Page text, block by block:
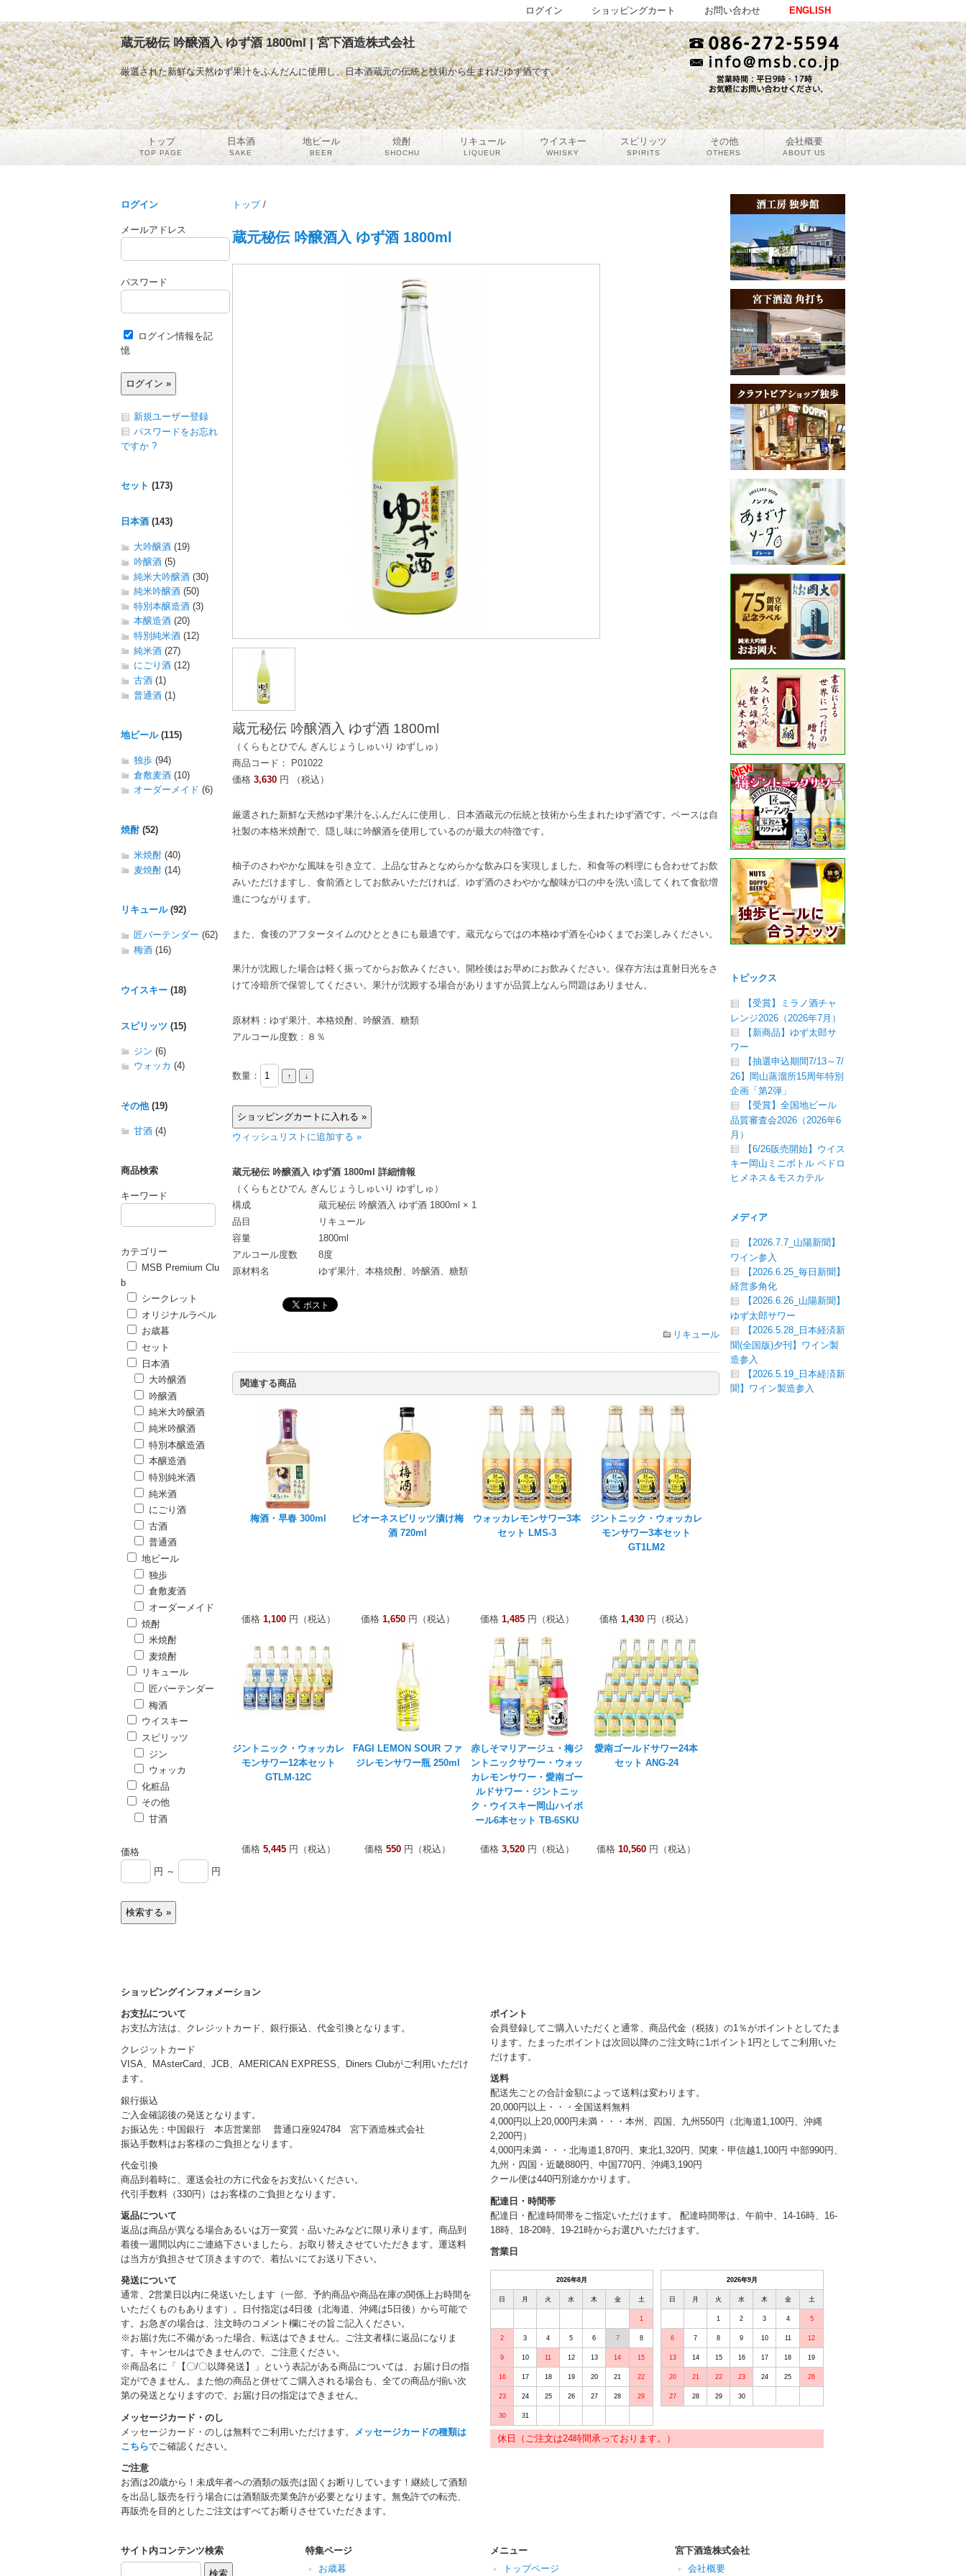
蔵元秘伝 吟醸酒入 ゆず酒 1800ml | 宮下酒造株式会社
厳選された新鮮な天然ゆず果汁をふんだんに使用し、日本酒蔵元の伝統と技術から生まれたゆず酒です。
トップ/
蔵元秘伝 吟醸酒入 ゆず酒 1800ml
蔵元秘伝 吟醸酒入 ゆず酒 1800ml
（くらもとひでん ぎんじょうしゅいり ゆずしゅ）
商品コード： P01022
価格 3,630 円 （税込）
厳選された新鮮な天然ゆず果汁をふんだんに使用し、日本酒蔵元の伝統と技術から生まれたゆず酒です。ベースは自
社製の本格米焼酎で、隠し味に吟醸酒を使用しているのが最大の特徴です。
柚子のさわやかな風味を引き立て、上品な甘みとなめらかな飲み口を実現しました。和食等の料理にも合わせてお飲
みいただけますし、食前酒としてお飲みいただければ、ゆず酒のさわやかな酸味が口の中を洗い流してくれて食欲増
進につながります。
また、食後のアフタータイムのひとときにも最適です。蔵元ならではの本格ゆず酒を心ゆくまでお楽しみください。
果汁が沈殿した場合は軽く振ってからお飲みください。開栓後はお早めにお飲みください。保存方法は直射日光をさ
けて冷暗所で保管してください。果汁が沈殿する場合がありますが品質上なんら問題はありません。
原材料：ゆず果汁、本格焼酎、吟醸酒、糖類
アルコール度数：８％
数量：
ウィッシュリストに追加する »
蔵元秘伝 吟醸酒入 ゆず酒 1800ml 詳細情報
（くらもとひでん ぎんじょうしゅいり ゆずしゅ）
構成
蔵元秘伝 吟醸酒入 ゆず酒 1800ml × 1
品目
リキュール
容量
1800ml
アルコール度数
8度
原材料名
ゆず果汁、本格焼酎、吟醸酒、糖類
リキュール
関連する商品
梅酒・早春 300ml
価格 1,100円（税込）
ピオーネスピリッツ漬け梅
酒 720ml
価格 1,650円（税込）
ウォッカレモンサワー3本
セット LMS-3
価格 1,485円（税込）
ジントニック・ウォッカレ
モンサワー3本セット
GT1LM2
価格 1,430円（税込）
ジントニック・ウォッカレ
モンサワー12本セット
GTLM-12C
価格 5,445円（税込）
FAGI LEMON SOUR ファ
ジレモンサワー瓶 250ml
価格 550 円（税込）
赤しそマリアージュ・梅ジ
ントニックサワー・ウォッ
カレモンサワー・愛南ゴー
ルドサワー・ジントニッ
ク・ウイスキー岡山ハイボ
ール6本セット TB-6SKU
価格 3,520円（税込）
愛南ゴールドサワー24本
セット ANG-24
価格 10,560 円（税込）
ログイン
メールアドレス
パスワード
ログイン情報を記
憶
新規ユーザー登録
パスワードをお忘れ
ですか ?
セット (173)
日本酒 (143)
大吟醸酒 (19)
吟醸酒 (5)
純米大吟醸酒 (30)
純米吟醸酒 (50)
特別本醸造酒 (3)
本醸造酒 (20)
特別純米酒 (12)
純米酒 (27)
にごり酒 (12)
古酒 (1)
普通酒 (1)
地ビール(115)
独歩 (94)
倉敷麦酒 (10)
オーダーメイド (6)
焼酎(52)
米焼酎 (40)
麦焼酎 (14)
リキュール(92)
匠バーテンダー (62)
梅酒 (16)
ウイスキー (18)
スピリッツ (15)
ジン (6)
ウォッカ (4)
その他(19)
甘酒 (4)
商品検索
キーワード
カテゴリー
MSB Premium Clu
b
シークレット
オリジナルラベル
お歳暮
セット
日本酒
大吟醸酒
吟醸酒
純米大吟醸酒
純米吟醸酒
特別本醸造酒
本醸造酒
特別純米酒
純米酒
にごり酒
古酒
普通酒
地ビール
独歩
倉敷麦酒
オーダーメイド
焼酎
米焼酎
麦焼酎
リキュール
匠バーテンダー
梅酒
ウイスキー
スピリッツ
ジン
ウォッカ
化粧品
その他
甘酒
価格
円 ～
円
トピックス
【受賞】ミラノ酒チャ
レンジ2026（2026年7月）
【新商品】ゆず太郎サ
ワー
【抽選申込期間7/13～7/
26】岡山蒸溜所15周年特別
企画「第2弾」
【受賞】全国地ビール
品質審査会2026（2026年6
月）
【6/26販売開始】ウイス
キー岡山ミニボトル ペドロ
ヒメネス＆モスカテル
メディア
【2026.7.7_山陽新聞】
ワイン参入
【2026.6.25_毎日新聞】
経営多角化
【2026.6.26_山陽新聞】
ゆず太郎サワー
【2026.5.28_日本経済新
聞(全国版)夕刊】ワイン製
造参入
【2026.5.19_日本経済新
聞】ワイン製造参入
ショッピングインフォメーション
お支払について
お支払方法は、クレジットカード、銀行振込、代金引換となります。
クレジットカード
VISA、MAsterCard、JCB、AMERICAN EXPRESS、Diners Clubがご利用いただけ
ます。
銀行振込
ご入金確認後の発送となります。
お振込先：中国銀行 本店営業部 普通口座924784 宮下酒造株式会社
振込手数料はお客様のご負担となります。
代金引換
商品到着時に、運送会社の方に代金をお支払いください。
代引手数料（330円）はお客様のご負担となります。
返品について
返品は商品が異なる場合あるいは万一変質・品いたみなどに限り承ります。商品到
着後一週間以内にご連絡下さいましたら、お取り替えさせていただきます。運送料
は当方が負担させて頂きますので、着払いにてお送り下さい。
発送について
通常、2営業日以内に発送いたします（一部、予約商品や商品在庫の関係上お時間を
いただくものもあります）。日付指定は4日後（北海道、沖縄は5日後）から可能で
す。お急ぎの場合は、注文時のコメント欄にその旨ご記入ください。
※お届け先に不備があった場合、転送はできません。ご注文者様に返品になりま
す。キャンセルはできませんので、ご注意ください。
※商品名に「【〇/〇以降発送】」という表記がある商品については、お届け日の指
定ができません。また他の商品と併せてご購入される場合も、全ての商品が揃い次
第の発送となりますので、お届け日の指定はできません。
メッセージカード・のし
メッセージカード・のしは無料でご利用いただけます。
メッセージカードの種類は
こちらでご確認ください。
ご注意
お酒は20歳から！未成年者への酒類の販売は固くお断りしています！継続して酒類
を出品し販売を行う場合には酒類販売業免許が必要となります。無免許での転売、
再販売を目的としたご注文はすべてお断りさせていただきます。
ポイント
会員登録してご購入いただくと通常、商品代金（税抜）の1％がポイントとしてたま
ります。たまったポイントは次回以降のご注文時に1ポイント1円としてご利用いた
だけます。
送料
配送先ごとの合計金額によって送料は変わります。
20,000円以上・・・全国送料無料
4,000円以上20,000円未満・・・本州、四国、九州550円（北海道1,100円、沖縄
2,200円）
4,000円未満・・・北海道1,870円、東北1,320円、関東・甲信越1,100円 中部990円、
九州・四国・近畿880円、中国770円、沖縄3,190円
クール便は440円別途かかります。
配達日・時間帯
配達日・配達時間帯をご指定いただけます。 配達時間帯は、午前中、14-16時、16-
18時、18-20時、19-21時からお選びいただけます。
営業日
2026年8月
日 月 火 水 木 金 土
1
2 3 4 5 6 7 8
9 10 11 12 13 14 15
16 17 18 19 20 21 22
23 24 25 26 27 28 29
30 31
2026年9月
日 月 火 水 木 金 土
1 2 3 4 5
6 7 8 9 10 11 12
13 14 15 16 17 18 19
20 21 22 23 24 25 26
27 28 29 30
休日（ご注文は24時間承っております。）
サイト内コンテンツ検索
特集ページ
お歳暮
メニュー
トップページ
宮下酒造株式会社
会社概要
トップ
TOP PAGE
日本酒
SAKE
地ビール
BEER
焼酎
SHOCHU
リキュール
LIQUEUR
ウイスキー
WHISKY
スピリッツ
SPIRITS
その他
OTHERS
会社概要
ABOUT US
ENGLISH
お問い合わせ
ショッピングカート
ログイン